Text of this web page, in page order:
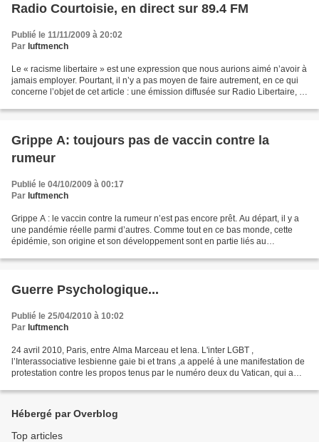
Radio Courtoisie, en direct sur 89.4 FM
Publié le 11/11/2009 à 20:02
Par luftmench
Le « racisme libertaire » est une expression que nous aurions aimé n’avoir à
jamais employer. Pourtant, il n’y a pas moyen de faire autrement, en ce qui
concerne l’objet de cet article : une émission diffusée sur Radio Libertaire, le
Grippe A: toujours pas de vaccin contre la
rumeur
Publié le 04/10/2009 à 00:17
Par luftmench
Grippe A : le vaccin contre la rumeur n’est pas encore prêt. Au départ, il y a
une pandémie réelle parmi d’autres. Comme tout en ce bas monde, cette
épidémie, son origine et son développement sont en partie liés au
Guerre Psychologique...
Publié le 25/04/2010 à 10:02
Par luftmench
24 avril 2010, Paris, entre Alma Marceau et Iena. L'inter LGBT ,
l’Interassociative lesbienne gaie bi et trans ,a appelé à une manifestation de
protestation contre les propos tenus par le numéro deux du Vatican, qui a
Hébergé par Overblog
Top articles